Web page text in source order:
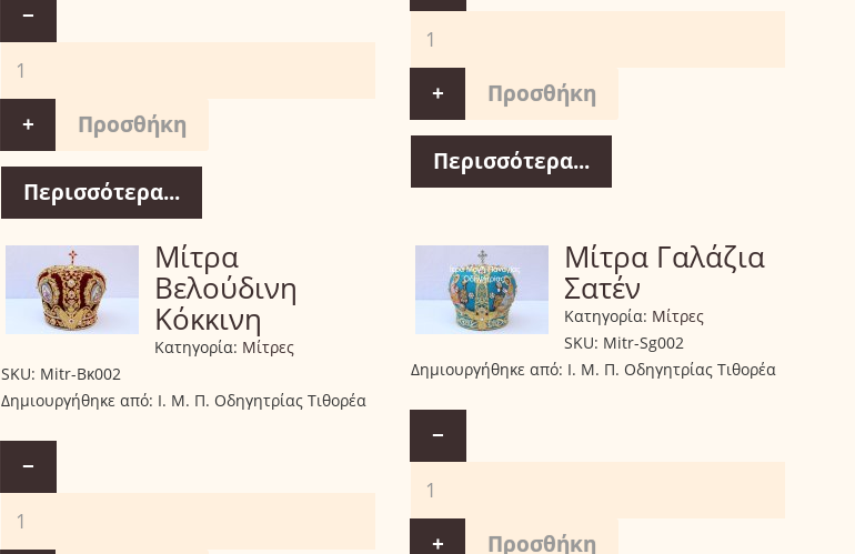
−
+
Περισσότερα...
+
Περισσότερα...
Μίτρα
Βελούδινη
Κόκκινη
Κατηγορία: Μίτρες
SKU: Mitr-Βκ002
Δημιουργήθηκε από: Ι. Μ. Π. Οδηγητρίας Τιθορέα
−
Μίτρα Γαλάζια
Σατέν
Κατηγορία: Μίτρες
SKU: Mitr-Sg002
Δημιουργήθηκε από: Ι. Μ. Π. Οδηγητρίας Τιθορέα
−
+